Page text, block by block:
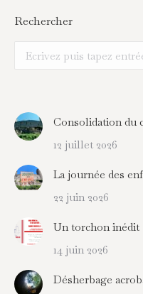
Rechercher
Recherche
Consolidation du
12 juillet 2026
La journée des
22 juin 2026
Un torchon inédit
14 juin 2026
Désherbage